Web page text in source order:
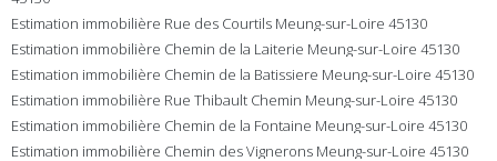
Estimation immobilière Rue des Courtils Meung-sur-Loire 45130
Estimation immobilière Chemin de la Laiterie Meung-sur-Loire 45130
Estimation immobilière Chemin de la Batissiere Meung-sur-Loire 45130
Estimation immobilière Rue Thibault Chemin Meung-sur-Loire 45130
Estimation immobilière Chemin de la Fontaine Meung-sur-Loire 45130
Estimation immobilière Chemin des Vignerons Meung-sur-Loire 45130